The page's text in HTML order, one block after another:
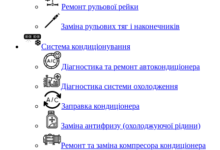
Ремонт рульової рейки
Заміна рульових тяг і наконечників
Система кондиціонування
Діагностика та ремонт автокондиціонера
Діагностика системи охолодження
Заправка кондиціонера
Заміна антифризу (охолоджуючої рідини)
Ремонт та заміна компресора кондиціонера